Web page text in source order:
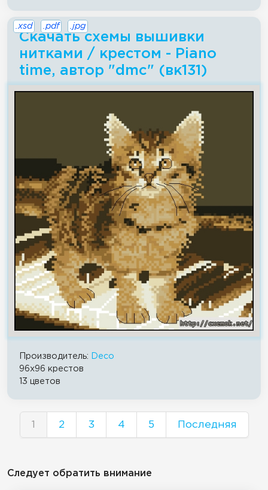
Скачать схемы вышивки
нитками / крестом - Piano
time, автор "dmc" (вк131)
.xsd .pdf .jpg
Производитель:
Deco
96x96 крестов
13 цветов
1 2 3 4 5 Последняя
Следует обратить внимание